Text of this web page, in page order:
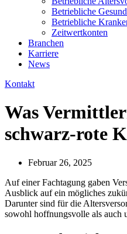
Betriebliche
Betriebliche
Zeitwertkonten
Branchen
Karriere
News
Kontakt
Was
schwarz-rote
Februar 26, 2025
Auf einer Fachtagung gaben
Ausblick auf ein mögliches
Darunter sind für die
sowohl hoffnungsvolle als auch